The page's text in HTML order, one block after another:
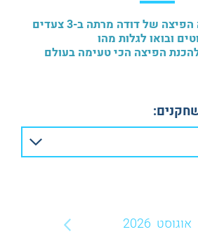
הזמינו חדר בריחה הפיצה של דודה מרתה ב-3 צעדים
ובואו לגלות מהו
הפיצה הכי טעימה בעולם
אוגוסט 2026